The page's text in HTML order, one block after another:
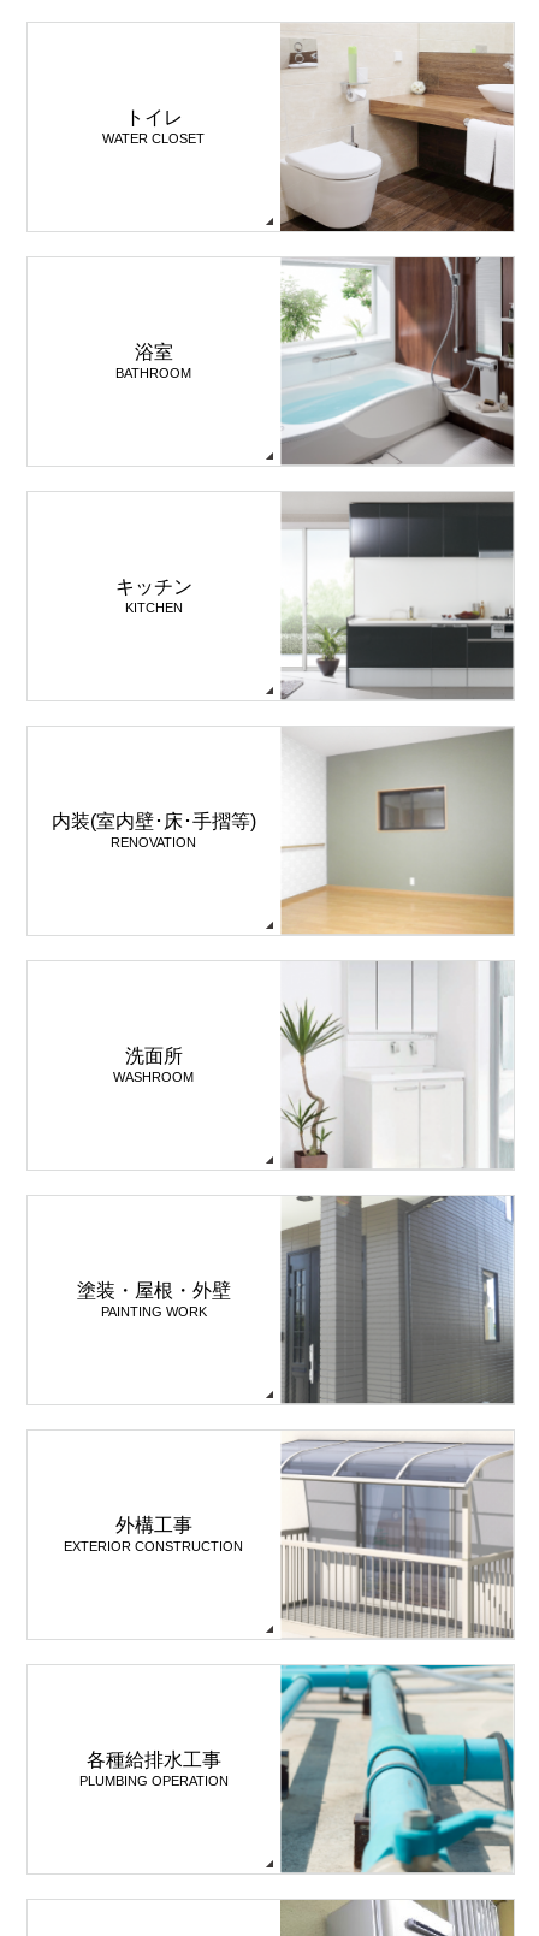
トイレ
WATER CLOSET
浴室
BATHROOM
キッチン
KITCHEN
内装(室内壁･床･手摺等)
RENOVATION
洗面所
WASHROOM
塗装・屋根・外壁
PAINTING WORK
外構工事
EXTERIOR CONSTRUCTION
各種給排水工事
PLUMBING OPERATION